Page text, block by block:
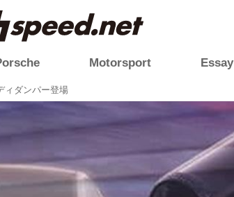
Motorsport Essay
ィダンパー登場